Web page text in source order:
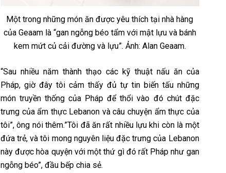
Một trong những món ăn được yêu thích tại nhà hàng
của Geaam là “gan ngỗng béo tẩm với mật lựu và bánh
kem mứt củ cải đường và lựu”. Ảnh: Alan Geaam.
“Sau nhiều năm thành thạo các kỹ thuật nấu ăn của
Pháp, giờ đây tôi cảm thấy đủ tự tin biến tấu những
món truyền thống của Pháp để thổi vào đó chút đặc
trưng của ẩm thực Lebanon và câu chuyện ẩm thực của
tôi”, ông nói thêm.”Tôi đã ăn rất nhiều lựu khi còn là một
đứa trẻ, và tôi mong nguyên liệu đặc trưng của Lebanon
này được hòa quyện với một thứ gì đó rất Pháp như gan
ngỗng béo”, đầu bếp chia sẻ.